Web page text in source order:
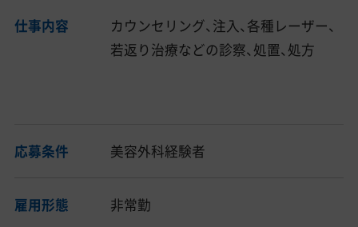
仕事内容
カウンセリング、注入、各種レーザー、
若返り治療などの診察、処置、処方
応募条件 美容外科経験者
雇用形態 非常勤